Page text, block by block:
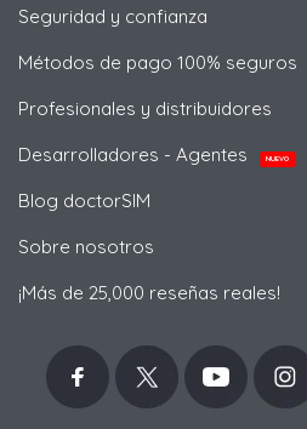
Seguridad y confianza
Métodos de pago 100% seguros
Profesionales y distribuidores
Desarrolladores - Agentes
NUEVO
Blog doctorSIM
Sobre nosotros
¡Más de 25,000 reseñas reales!